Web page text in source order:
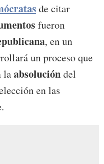
de citar
fueron
, en un
un proceso que
laabsolucióndel
en las